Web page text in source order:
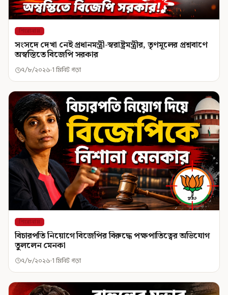
শিরোনাম
সংসদে দেখা নেই প্রধানমন্ত্রী-স্বরাষ্ট্রমন্ত্রীর, তৃণমূলের প্রশ্নবাণে
অস্বস্তিতে বিজেপি সরকার
৭/৮/২০২৬ 1 মিনিট পড়া
শিরোনাম
বিচারপতি নিয়োগে বিজেপির বিরুদ্ধে পক্ষপাতিত্বের অভিযোগ
তুললেন মেনকা
৭/৮/২০২৬ 1 মিনিট পড়া